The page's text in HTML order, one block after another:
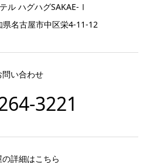
ル ハグハグSAKAE-Ⅰ
名古屋市中区栄4-11-12
問い合わせ
3221
の詳細はこちら